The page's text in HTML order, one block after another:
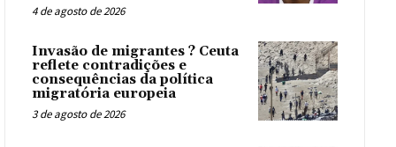
4 de agosto de 2026
Invasão de migrantes ? Ceuta
reflete contradições e
consequências da política
migratória europeia
3 de agosto de 2026